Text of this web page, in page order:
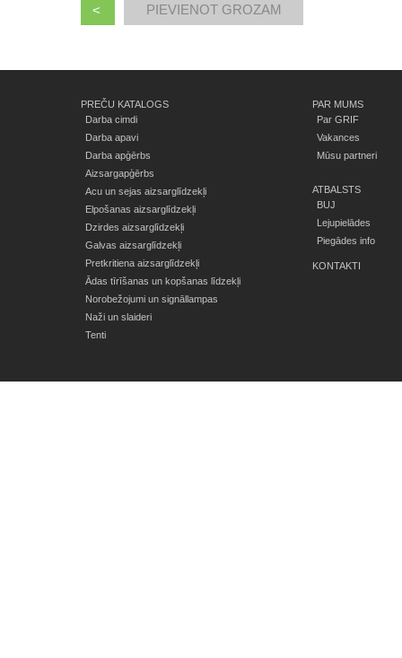
<
PREČU KATALOGS
Darba cimdi
Darba apavi
Darba apģērbs
Aizsargapģērbs
Acu un sejas aizsarglīdzekļi
Elpošanas aizsarglīdzekļi
Dzirdes aizsarglīdzekļi
Galvas aizsarglīdzekļi
Pretkritiena aizsarglīdzekļi
Ādas tīrīšanas un kopšanas līdzekļi
Norobežojumi un signāllampas
Naži un slaideri
Tenti
PAR MUMS
Par GRIF
Vakances
Mūsu partneri
ATBALSTS
BUJ
Lejupielādes
Piegādes info
KONTAKTI